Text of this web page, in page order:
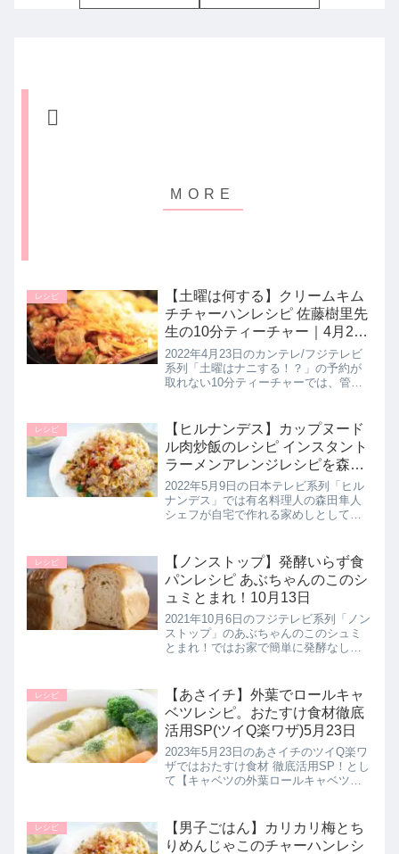
レシピ
【土曜は何する】クリームキム
チチャーハンレシピ 佐藤樹里先
生の10分ティーチャー｜4月23
日
2022年4月23日のカンテレ/フジテレビ
系列「土曜はナニする！？」の予約が
取れない10分ティーチャーでは、管理
ピ【クリームキムチチャーハン】の作
り方を教えてくれたので作り...
レシピ
【ヒルナンデス】カップヌード
ル肉炒飯のレシピ インスタント
ラーメンアレンジレシピを森田
隼人シェフが伝授｜5月9日
2022年5月9日の日本テレビ系列「ヒル
ナンデス」では有名料理人の森田隼人
シェフが自宅で作れる家めしとしてイ
作り方を教えてくれたので詳しく紹介
します。>>ヒルナンデス記事一...
レシピ
【ノンストップ】発酵いらず食
パンレシピ あぶちゃんのこのシ
ュミとまれ！10月13日
2021年10月6日のフジテレビ系列「ノン
ストップ」のあぶちゃんのこのシュミ
とまれ！ではお家で簡単に発酵なしで
ます。発酵がないので、１時間半ほど
で作れちゃいます。>>ノンス...
レシピ
【あさイチ】外葉でロールキャ
ベツレシピ。おたすけ食材徹底
活用SP(ツイQ楽ワザ)5月23日
2023年5月23日のあさイチのツイQ楽ワ
ザではおたすけ食材 徹底活用SP！とし
て【キャベツの外葉ロールキャベツ】
ら▼あさイチレシピはこちらもオスス
メ！・いちごサンド（マ...
レシピ
【男子ごはん】カリカリ梅とち
りめんじゃこのチャーハンレシ